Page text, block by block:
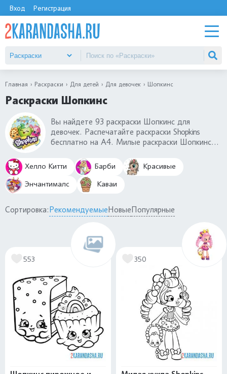
Вход Регистрация
Главная Раскраски Для детей Для девочек Шопкинс
Раскраски Шопкинс
Вы найдете 93 раскраски Шопкинс для
девочек. Распечатайте раскраски Shopkins
бесплатно на А4. Милые раскраски Шопкинс
любимые мультфильм с забавными
персонажами. Среди раскрасок Шопкинс вы
найдите куклы, разные фигурки еды, овощей,
фруктов, сладостей, бижутерии и многое
Хелло Китти Барби
Красивые
Энчантималс
Каваи
Сортировка:РекомендуемыеНовыеПопулярные
553 350